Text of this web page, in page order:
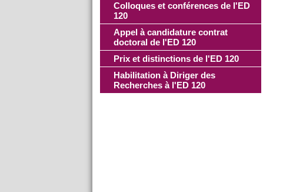
Colloques et conférences de l'ED
120
Appel à candidature contrat
doctoral de l'ED 120
Prix et distinctions de l'ED 120
Habilitation à Diriger des
Recherches à l'ED 120